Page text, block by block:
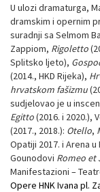
U ulozi dramaturga,
dramskim i opernim
suradnji sa Selmom
Zappiom, Rigoletto
Splitsko ljeto),
(2014., HKD Rijeka),
hrvatskom fašizmu
sudjelovao je u
Egitto(2016. i 2020.),
(2017., 2018.): Otello,
Opatiji 2017. i Arena u
Gounodovi Romeo et
Manifestazioni –
Opere HNK Ivana pl.